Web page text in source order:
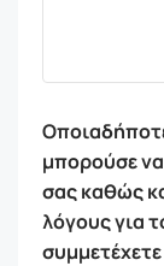
μπορούσε
σας καθώς
λόγους για